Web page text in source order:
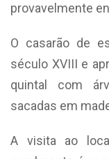
provavelmente
O casarão de
século XVIII e
quintal com
sacadas em
A visita ao